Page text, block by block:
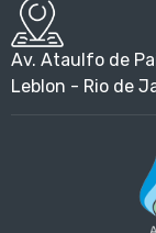
Av. Ataulfo de
Leblon - Rio de